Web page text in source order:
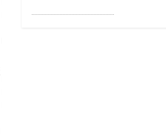
........................................................